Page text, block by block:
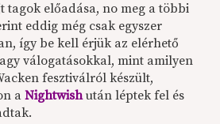
tagok előadása, no meg a többi
eddig még csak egyszer
így be kell érjük az elérhető
válogatásokkal, mint amilyen
fesztiválról készült,
aNightwishután léptek fel és